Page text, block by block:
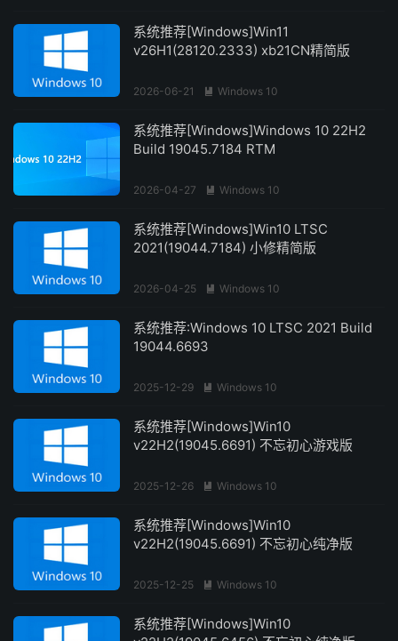
系统推荐[Windows]Win11
v26H1(28120.2333) xb21CN精简版
2026-06-21  Windows 10
系统推荐[Windows]Windows 10 22H2
Build 19045.7184 RTM
2026-04-27  Windows 10
系统推荐[Windows]Win10 LTSC
2021(19044.7184) 小修精简版
2026-04-25  Windows 10
系统推荐:Windows 10 LTSC 2021 Build
19044.6693
2025-12-29  Windows 10
系统推荐[Windows]Win10
v22H2(19045.6691) 不忘初心游戏版
2025-12-26  Windows 10
系统推荐[Windows]Win10
v22H2(19045.6691) 不忘初心纯净版
2025-12-25  Windows 10
系统推荐[Windows]Win10